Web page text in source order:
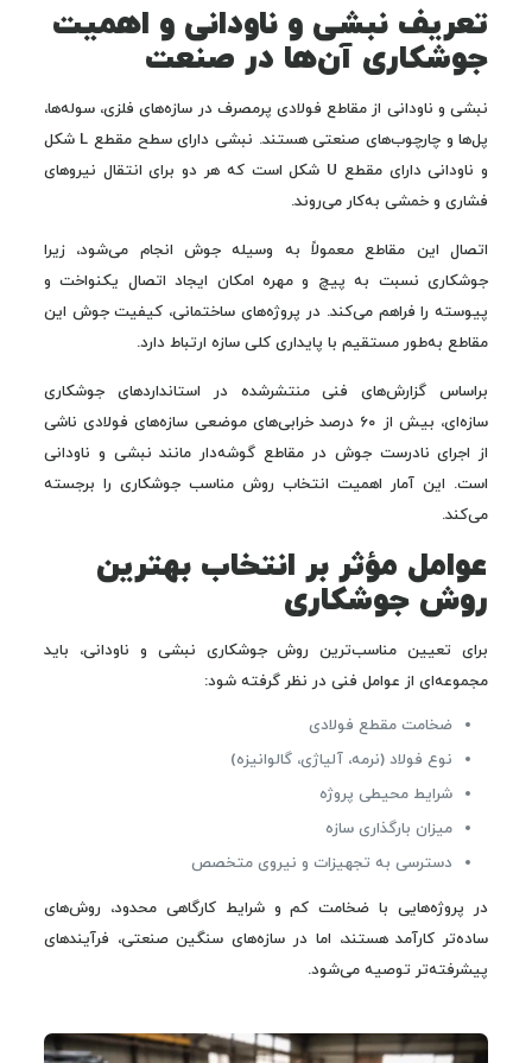
تعریف نبشی و ناودانی و اهمیت
جوشکاری آن‌ها در صنعت
نبشی و ناودانی از مقاطع فولادی پرمصرف در سازه‌های فلزی، سوله‌ها،
پل‌ها و چارچوب‌های صنعتی هستند. نبشی دارای سطح مقطع L شکل
و ناودانی دارای مقطع U شکل است که هر دو برای انتقال نیروهای
فشاری و خمشی به‌کار می‌روند.
اتصال این مقاطع معمولاً به وسیله جوش انجام می‌شود، زیرا
جوشکاری نسبت به پیچ و مهره امکان ایجاد اتصال یکنواخت و
پیوسته را فراهم می‌کند. در پروژه‌های ساختمانی، کیفیت جوش این
مقاطع به‌طور مستقیم با پایداری کلی سازه ارتباط دارد.
براساس گزارش‌های فنی منتشرشده در استانداردهای جوشکاری
سازه‌ای، بیش از ۶۰ درصد خرابی‌های موضعی سازه‌های فولادی ناشی
از اجرای نادرست جوش در مقاطع گوشه‌دار مانند نبشی و ناودانی
است. این آمار اهمیت انتخاب روش مناسب جوشکاری را برجسته
می‌کند.
عوامل مؤثر بر انتخاب بهترین
روش جوشکاری
برای تعیین مناسب‌ترین روش جوشکاری نبشی و ناودانی، باید
مجموعه‌ای از عوامل فنی در نظر گرفته شود:
ضخامت مقطع فولادی
نوع فولاد (نرمه، آلیاژی، گالوانیزه)
شرایط محیطی پروژه
میزان بارگذاری سازه
دسترسی به تجهیزات و نیروی متخصص
در پروژه‌هایی با ضخامت کم و شرایط کارگاهی محدود، روش‌های
ساده‌تر کارآمد هستند، اما در سازه‌های سنگین صنعتی، فرآیندهای
پیشرفته‌تر توصیه می‌شود.